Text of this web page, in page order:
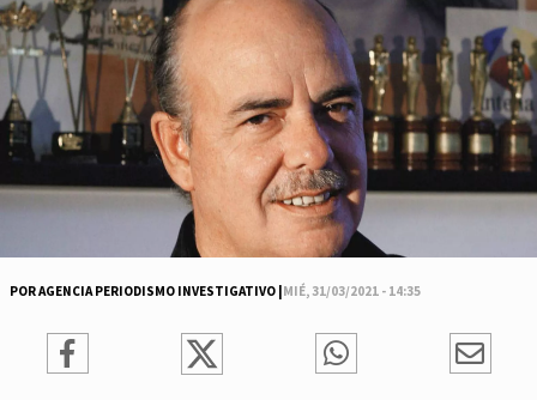
POR AGENCIA PERIODISMO INVESTIGATIVO | MIÉ, 31/03/2021 - 14:35